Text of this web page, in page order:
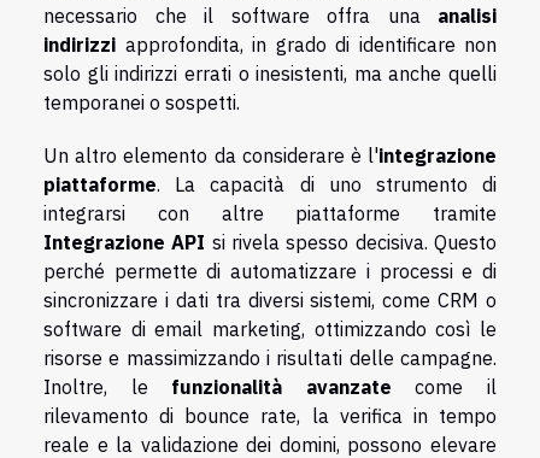
necessario che il software offra una analisi
indirizzi approfondita, in grado di identificare non
solo gli indirizzi errati o inesistenti, ma anche quelli
temporanei o sospetti.
Un altro elemento da considerare è l'integrazione
piattaforme. La capacità di uno strumento di
integrarsi con altre piattaforme tramite
Integrazione API si rivela spesso decisiva. Questo
perché permette di automatizzare i processi e di
sincronizzare i dati tra diversi sistemi, come CRM o
software di email marketing, ottimizzando così le
risorse e massimizzando i risultati delle campagne.
Inoltre, le funzionalità avanzate come il
rilevamento di bounce rate, la verifica in tempo
reale e la validazione dei domini, possono elevare